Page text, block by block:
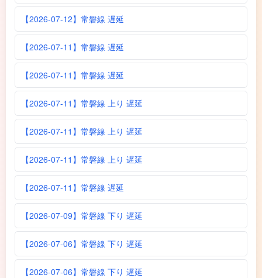
【2026-07-12】常磐線 遅延
【2026-07-11】常磐線 遅延
【2026-07-11】常磐線 遅延
【2026-07-11】常磐線 上り 遅延
【2026-07-11】常磐線 上り 遅延
【2026-07-11】常磐線 上り 遅延
【2026-07-11】常磐線 遅延
【2026-07-09】常磐線 下り 遅延
【2026-07-06】常磐線 下り 遅延
【2026-07-06】常磐線 下り 遅延